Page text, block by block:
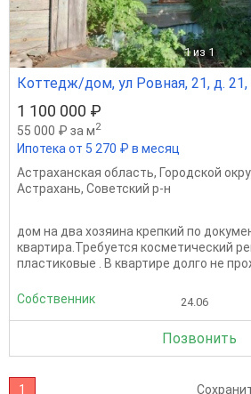
1 из 1
Коттедж/дом, ул Ровная, 21, д.
1 100 000 ₽
55 000 ₽ за м2
Ипотека от 5 270 ₽ в месяц
Астраханская область, Городской
Астрахань, Советский р-н
дом на два хозяина крепкий по
квартира.Требуется косметический
пластиковые . В квартире долго не
Собственник 24.06
Позвонить
1